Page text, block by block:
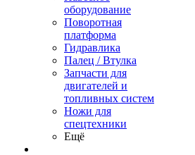
оборудование
Поворотная
платформа
Гидравлика
Палец / Втулка
Запчасти для
двигателей и
топливных систем
Ножи для
спецтехники
Ещё